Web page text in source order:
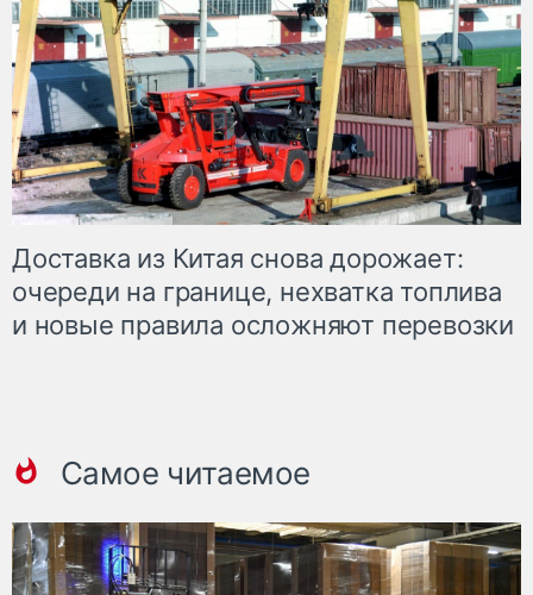
Доставка из Китая снова дорожает:
очереди на границе, нехватка топлива
и новые правила осложняют перевозки
Самое читаемое